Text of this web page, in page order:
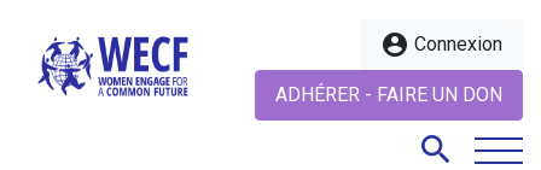
account_circle Connexion
ADHÉRER - FAIRE UN DON
search